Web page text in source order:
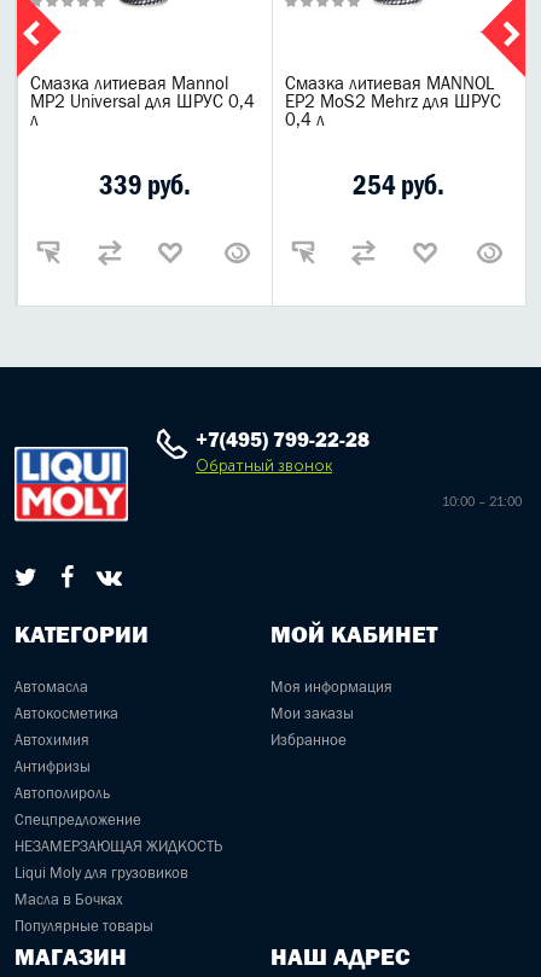
Смазка литиевая Mannol
МР2 Universal для ШРУС 0,4
л
339 руб.
Смазка литиевая MANNOL
EP2 MoS2 Mehrz для ШРУС
0,4 л
254 руб.
+7(495) 799-22-28
Обратный звонок
10:00 – 21:00
КАТЕГОРИИ
Автомасла
Автокосметика
Автохимия
Антифризы
Автополироль
Спецпредложение
НЕЗАМЕРЗАЮЩАЯ ЖИДКОСТЬ
Liqui Moly для грузовиков
Масла в Бочках
Популярные товары
МОЙ КАБИНЕТ
Моя информация
Мои заказы
Избранное
МАГАЗИН НАШ АДРЕС